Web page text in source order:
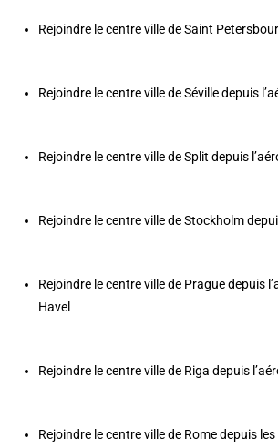
Rejoindre le centre ville de Saint
Rejoindre le centre ville de Séville depuis
Rejoindre le centre ville de Split depuis
Rejoindre le centre ville de Stockholm
Rejoindre le centre ville de Prague depuis
Havel
Rejoindre le centre ville de Riga depuis
Rejoindre le centre ville de Rome depuis